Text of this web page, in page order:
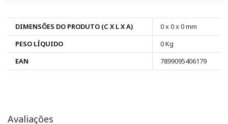
DIMENSÕES DO PRODUTO (C X L X A)
0 x 0 x 0 mm
PESO LÍQUIDO
0 Kg
EAN
7899095406179
Avaliações